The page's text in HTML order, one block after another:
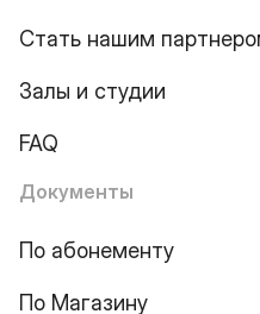
Стать нашим
Залы и студии
FAQ
Документы
По абонементу
По Магазину